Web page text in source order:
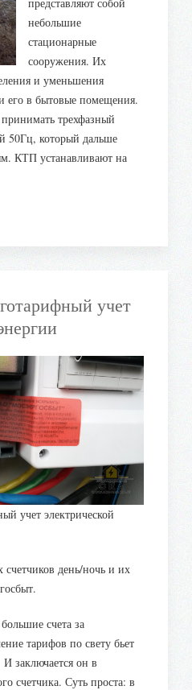
представляют собой
небольшие
стационарные
сооружения. Их
и уменьшения
его в бытовые помещения.
трехфазный
50Гц, который дальше
КТП устанавливают на
учет
учет электрической
день/ночь и их
счета за
тарифов по свету бьет
заключается он в
счетчика. Суть проста: в